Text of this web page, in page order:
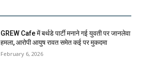
GREW Cafe में बर्थडे पार्टी मनाने गई युवती पर जानलेवा
हमला, आरोपी आयुष रावत समेत कई पर मुकदमा
February 6, 2026